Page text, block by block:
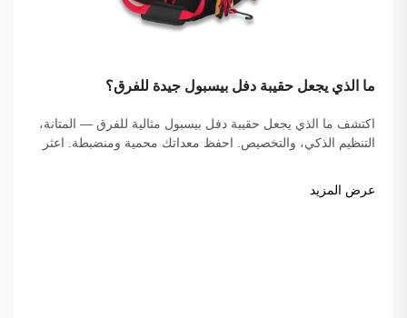
ما الذي يجعل حقيبة دفل بيسبول جيدة للفرق؟
اكتشف ما الذي يجعل حقيبة دفل بيسبول مثالية للفرق — المتانة،
التنظيم الذكي، والتخصيص. احفظ معداتك محمية ومنضبطة. اعثر
عرض المزيد